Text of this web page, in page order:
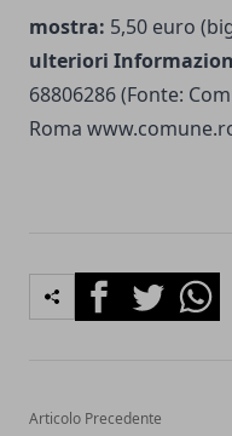
mostra: 5,50 euro
ulteriori
68806286 (Fonte:
Roma
FacebookTwitter
Articolo Precedente